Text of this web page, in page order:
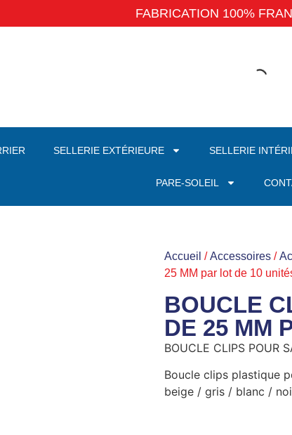
FABRICATION 100%
SELLERIE EXTÉRIEURE SELLERIE
PARE-SOLEIL
Accueil /Accessoires/
25 MM par lot de 10
BOUCLE
DE 25 MM
BOUCLE CLIPS POUR
Boucle clips plastique
beige / gris / blanc /